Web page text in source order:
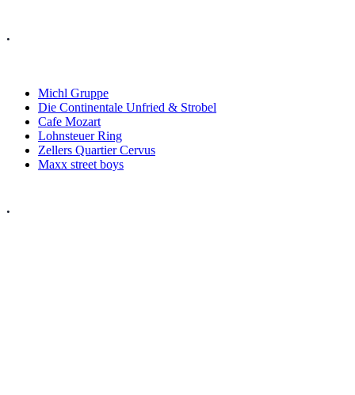
.
Michl Gruppe
Die Continentale Unfried & Strobel
Cafe Mozart
Lohnsteuer Ring
Zellers Quartier Cervus
Maxx street boys
.